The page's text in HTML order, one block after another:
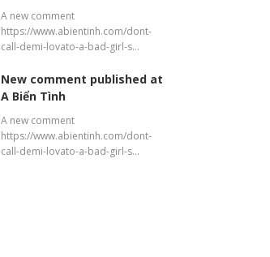
A new comment
https://www.abientinh.com/dont-
call-demi-lovato-a-bad-girl-s…
New comment published at
A Biển Tình
A new comment
https://www.abientinh.com/dont-
call-demi-lovato-a-bad-girl-s…